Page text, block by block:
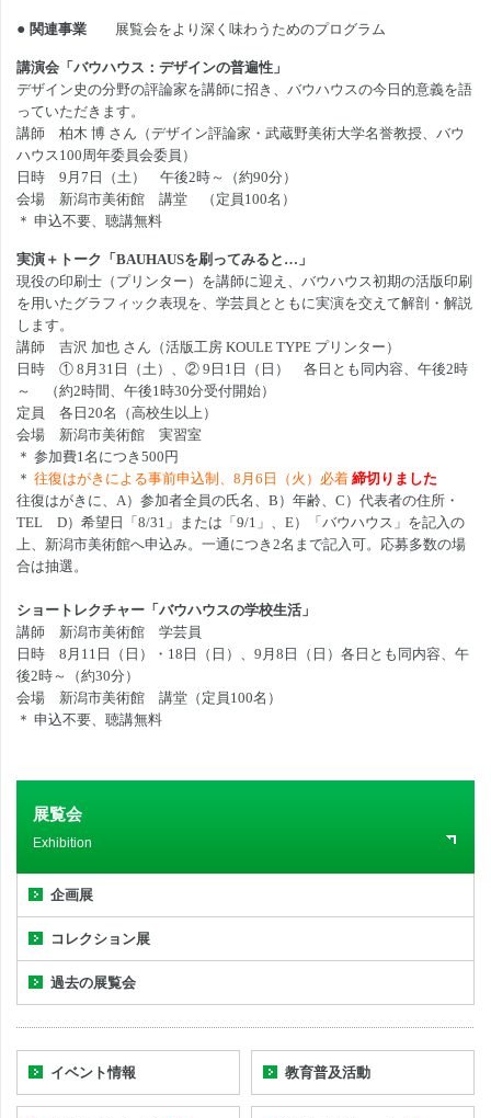
● 関連事業 展覧会をより深く味わうためのプログラム
講演会「バウハウス：デザインの普遍性」
デザイン史の分野の評論家を講師に招き、バウハウスの今日的意義を語
っていただきます。
講師 柏木 博 さん （デザイン評論家・武蔵野美術大学名誉教授、バウ
ハウス 100 周年委員会委員）
日時
9 月 7 日（土） 午後2時～（約90分）
会場 新潟市美術館 講堂 （定員 100名）
＊ 申込不要、聴講無料
実演＋トーク「 BAUHAUSを刷ってみると…」
現役の印刷士（プリンター）を講師に迎え、バウハウス初期の活版印刷
を用いたグラフィック表現を、学芸員とともに実演を交えて解剖・解説
します。
講師 吉沢 加也 さん（活版工房 KOULE TYPE プリンター）
日時
① 8 月 31 日（土）、② 9 日 1 日（日） 各日とも同内容、午後2時
～
（約2時間、午後1 時30分受付開始）
定員 各日 20名（高校生以上）
会場 新潟市美術館 実習室
＊ 参加費1 名につき 500 円
＊ 往復はがきによる事前申込制、 8 月 6 日（火）必着 締切りました
往復はがきに、 A ） 参加者全員の氏名、 B ） 年齢、 C ） 代表者の住所・
TEL
D）希望日 「 8/31 」または「 9/1 」、 E）
「バウハウス」を記入の
上、新潟市美術館へ申込み。一通につき 2名まで記入可。応募多数の場
合は抽選。
ショートレクチャー 「バウハウスの学校生活」
講師 新潟市美術館 学芸員
日時
8 月 11 日（日）・ 18 日（日）、 9 月 8 日（日）各日とも同内容、午
後2時～（約30分）
会場 新潟市美術館 講堂（定員 100名）
＊ 申込不要、聴講無料
展覧会
Exhibition
企画展
コレクション展
過去の展覧会
イベント情報 教育普及活動